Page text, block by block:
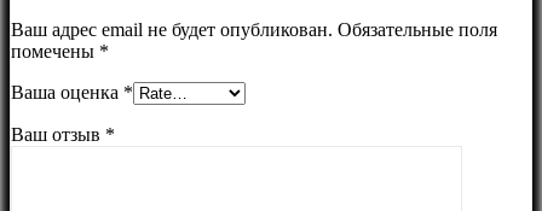
Ваш адрес email не будет опубликован. Обязательные поля
помечены *
Ваша оценка *
Ваш отзыв *